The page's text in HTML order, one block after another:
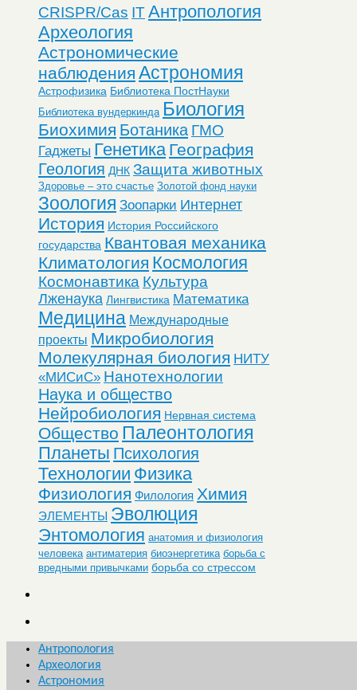
CRISPR/Cas ITАнтропология
Археология
Астрономические
наблюдения Астрономия
Астрофизика Библиотека ПостНауки
Библиотека вундеркинда Биология
Биохимия Ботаника ГМО
Гаджеты Генетика География
Геология ДНК Защита животных
Здоровье – это счастье Золотой фонд науки
Зоология Зоопарки Интернет
История История Российского
государства Квантовая механика
Климатология Космология
Космонавтика Культура
Лженаука Лингвистика Математика
Медицина Международные
проекты Микробиология
Молекулярная биология НИТУ
«МИСиС» Нанотехнологии
Наука и общество
Нейробиология Нервная система
Общество Палеонтология
Планеты Психология
Технологии Физика
Физиология Филология Химия
ЭЛЕМЕНТЫ Эволюция
Энтомология анатомия и физиология
человека антиматерия биоэнергетика борьба с
вредными привычками борьба со стрессом
Антропология
Археология
Астрономия